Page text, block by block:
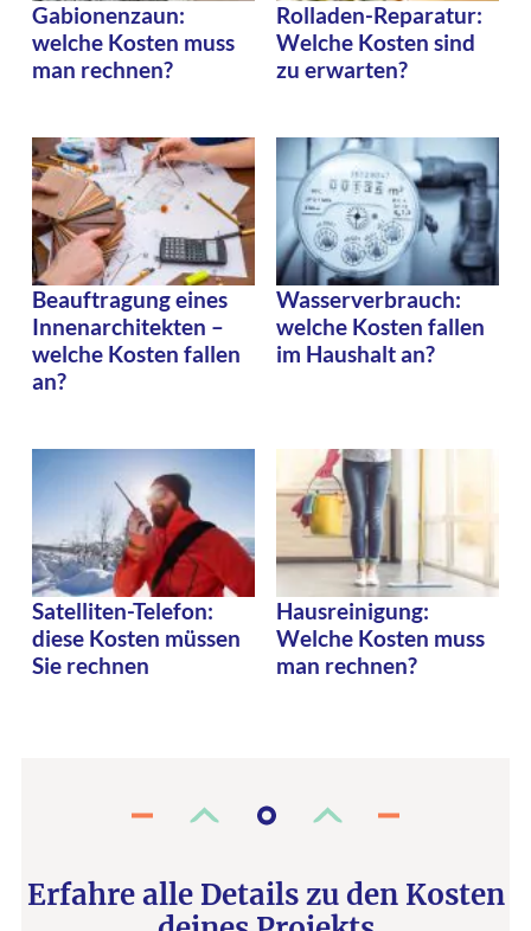
Gabionenzaun:
welche Kosten muss
man rechnen?
Rolladen-Reparatur:
Welche Kosten sind
zu erwarten?
Beauftragung eines
Innenarchitekten –
welche Kosten fallen
an?
Wasserverbrauch:
welche Kosten fallen
im Haushalt an?
Satelliten-Telefon:
diese Kosten müssen
Sie rechnen
Hausreinigung:
Welche Kosten muss
man rechnen?
Erfahre alle Details zu den Kosten